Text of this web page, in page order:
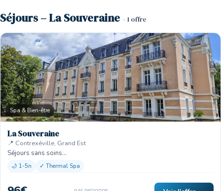
Séjours – La Souveraine – 1 offre
Spa & Bien-être
La Souveraine
📍 Contrexéville, Grand Est
Séjours sans soins…
🌙 1-5n ✓ Thermal Spa